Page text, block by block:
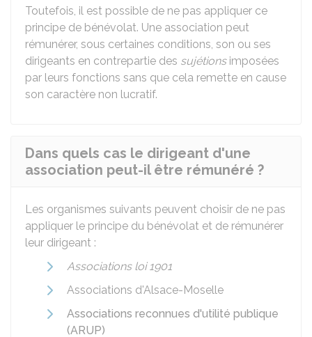
Toutefois, il est possible de ne pas appliquer ce
principe de bénévolat. Une association peut
rémunérer, sous certaines conditions, son ou ses
dirigeants en contrepartie des sujétionsimposées
par leurs fonctions sans que cela remette en cause
son caractère non lucratif.
Dans quels cas le dirigeant d'une
association peut-il être rémunéré ?
Les organismes suivants peuvent choisir de ne pas
appliquer le principe du bénévolat et de rémunérer
leur dirigeant :
Associations loi 1901
Associations d'Alsace-Moselle
Associations reconnues d'utilité publique
(ARUP)